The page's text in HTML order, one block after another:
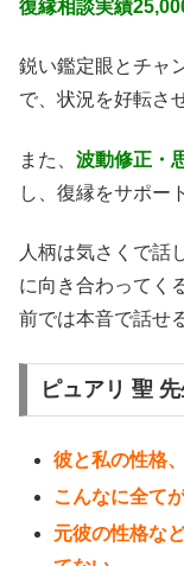
復縁相談実績
鋭い鑑定眼とチャ
で、状況を好転さ
また、 波動修正・
し、復縁をサポート
人柄は気さくで話
に向き合わってく
前では本音で話せ
ピュアリ 聖
彼と私の性格
こんなに全て
元彼の性格な